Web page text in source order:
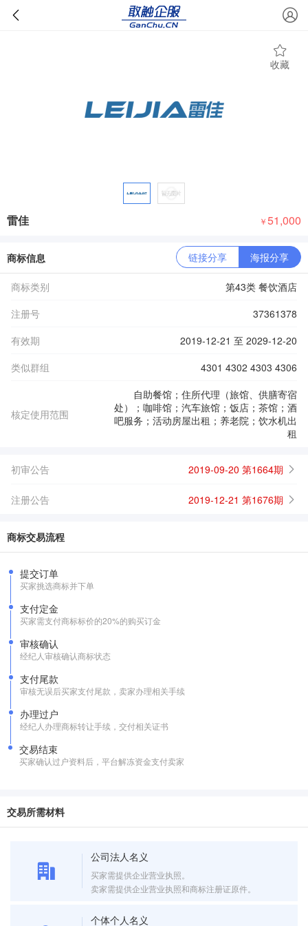
收藏
雷佳 ￥51,000
商标信息 链接分享 海报分享
商标类别
第43类 餐饮酒店
注册号
37361378
有效期
2019-12-21 至 2029-12-20
类似群组
4301 4302 4303 4306
核定使用范围
自助餐馆；住所代理（旅馆、供膳寄宿
处）；咖啡馆；汽车旅馆；饭店；茶馆；酒
吧服务；活动房屋出租；养老院；饮水机出
租
初审公告 2019-09-20 第1664期
注册公告 2019-12-21 第1676期
商标交易流程
提交订单
买家挑选商标并下单
支付定金
买家需支付商标标价的20%的购买订金
审核确认
经纪人审核确认商标状态
支付尾款
审核无误后买家支付尾款，卖家办理相关手续
办理过户
经纪人办理商标转让手续，交付相关证书
交易结束
买家确认过户资料后，平台解冻资金支付卖家
交易所需材料
公司法人名义
买家需提供企业营业执照。
卖家需提供企业营业执照和商标注册证原件。
个体个人名义